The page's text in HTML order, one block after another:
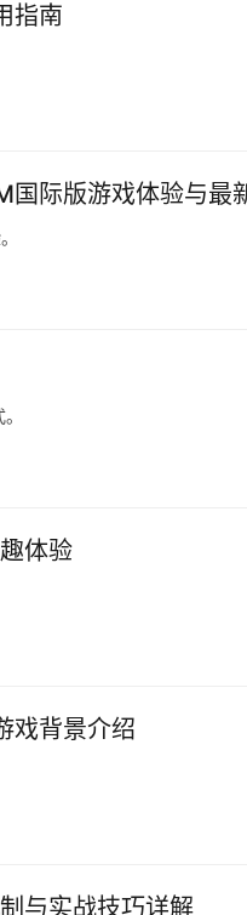
指南
际版游戏体验与最
体验
戏背景介绍
与实战技巧详解